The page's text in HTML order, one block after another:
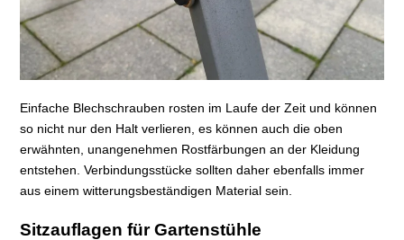
Einfache Blechschrauben rosten im Laufe der Zeit und können
so nicht nur den Halt verlieren, es können auch die oben
erwähnten, unangenehmen Rostfärbungen an der Kleidung
entstehen. Verbindungsstücke sollten daher ebenfalls immer
aus einem witterungsbeständigen Material sein.
Sitzauflagen für Gartenstühle